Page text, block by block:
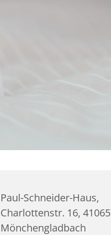
Paul-Schneider-Haus,
Charlottenstr. 16, 41065
Mönchengladbach